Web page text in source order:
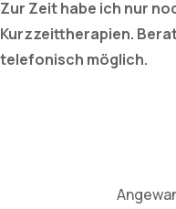
Zur Zeit habe ich nur
Kurzzeittherapien.
telefonisch möglich.